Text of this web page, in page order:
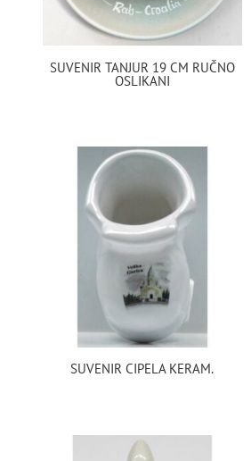
SUVENIR TANJUR 19 CM RUČNO
OSLIKANI
SUVENIR CIPELA KERAM.